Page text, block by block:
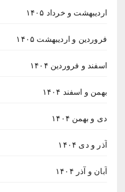
اردیبهشت و خرداد ۱۴۰۵
فروردین و اردیبهشت ۱۴۰۵
اسفند و فروردین ۱۴۰۴
بهمن و اسفند ۱۴۰۴
دی و بهمن ۱۴۰۴
آذر و دی ۱۴۰۴
آبان و آذر ۱۴۰۴